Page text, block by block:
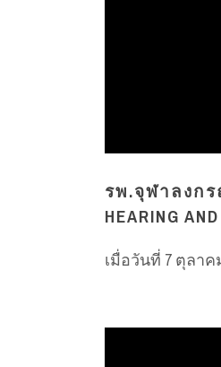
รพ.จุฬาลงก
HEARING
เมื่อวันที่ 7 ตุลาค